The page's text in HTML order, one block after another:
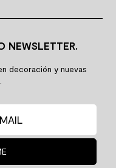
NEWSLETTER.
decoración y nuevas